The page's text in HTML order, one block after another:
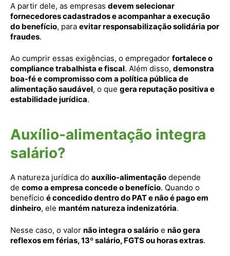
A partir dele, as empresas devem selecionar
fornecedores cadastrados e acompanhar a execução
do benefício, para evitar responsabilização solidária por
fraudes.
Ao cumprir essas exigências, o empregador fortalece o
compliance trabalhista e fiscal. Além disso, demonstra
boa-fé e compromisso com a política pública de
alimentação saudável, o que gera reputação positiva e
estabilidade jurídica.
Auxílio-alimentação integra
salário?
A natureza jurídica do auxílio-alimentação depende
de como a empresa concede o benefício. Quando o
benefício é concedido dentro do PAT e não é pago em
dinheiro, ele mantém natureza indenizatória.
Nesse caso, o valor não integra o salário e não gera
reflexos em férias, 13º salário, FGTS ou horas extras.